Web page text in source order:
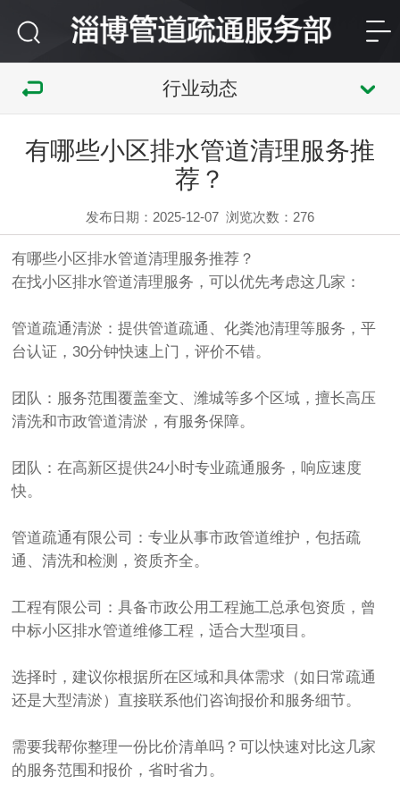
行业动态
有哪些小区排水管道清理服务推
荐？
发布日期：2025-12-07 浏览次数： 276
有哪些小区排水管道清理服务推荐？
在找小区排水管道清理服务，可以优先考虑这几家：
管道疏通清淤‌：提供管道疏通、化粪池清理等服务，平
台认证，30分钟快速上门，评价不错。
团队‌：服务范围覆盖奎文、潍城等多个区域，擅长高压
清洗和市政管道清淤，有服务保障。
团队‌：在高新区提供24小时专业疏通服务，响应速度
快。
管道疏通有限公司‌：专业从事市政管道维护，包括疏
通、清洗和检测，资质齐全。
工程有限公司‌：具备市政公用工程施工总承包资质，曾
中标小区排水管道维修工程，适合大型项目。
选择时，建议你根据所在区域和具体需求（如日常疏通
还是大型清淤）直接联系他们咨询报价和服务细节。
需要我帮你整理一份‌比价清单‌吗？可以快速对比这几家
的服务范围和报价，省时省力。